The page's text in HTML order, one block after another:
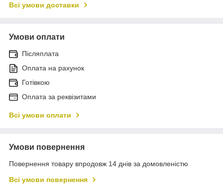
Всі умови доставки
Умови оплати
Післяплата
Оплата на рахунок
Готівкою
Оплата за реквізитами
Всі умови оплати
Умови повернення
Повернення товару впродовж 14 днів за домовленістю
Всі умови повернення